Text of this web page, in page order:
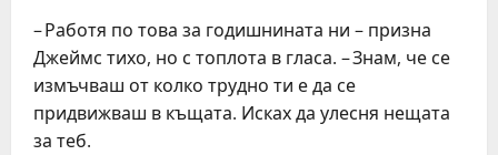
– Работя по това за годишнината ни – призна
Джеймс тихо, но с топлота в гласа. – Знам, че се
измъчваш от колко трудно ти е да се
придвижваш в къщата. Исках да улесня нещата
за теб.